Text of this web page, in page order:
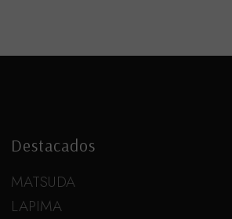
Destacados
MATSUDA
LAPIMA